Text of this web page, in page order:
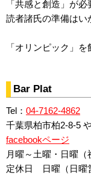
「共感と創造」が必
読者諸氏の準備はい
「オリンピック」
Bar Plat
Tel： 04-7162-4862
千葉県柏市柏2-8-5
facebookページ
月曜～土曜・日曜
定休日 日曜（日曜